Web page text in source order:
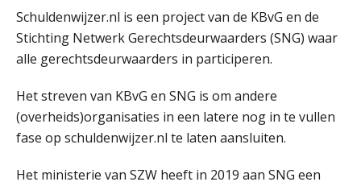
Schuldenwijzer.nl is een project van de KBvG en de
Stichting Netwerk Gerechtsdeurwaarders (SNG) waar
alle gerechtsdeurwaarders in participeren.
Het streven van KBvG en SNG is om andere
(overheids)organisaties in een latere nog in te vullen
fase op schuldenwijzer.nl te laten aansluiten.
Het ministerie van SZW heeft in 2019 aan SNG een
03
SEP
MOCuitgevers
SEP
MOCuitgevers
08
Online Excel training voor de salarisadministrateur (verdieping)